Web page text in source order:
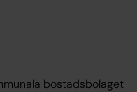
bostadsbolaget